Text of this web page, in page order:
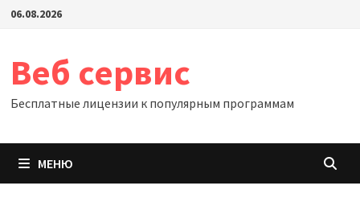
Перейти
содержимому
06.08.2026
Веб сервис
Бесплатные лицензии к популярным программам
МЕНЮ